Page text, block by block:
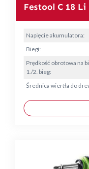
Festool C 18
Napięcie akumulatora:
Biegi:
Prędkość obrotowa na
1./2. bieg:
Średnica wiertła do